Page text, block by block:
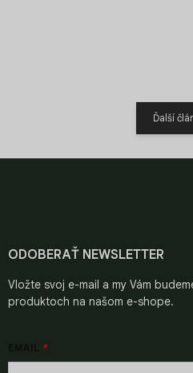
Ďalší
ODOBERAŤ NEWSLETTER
Vložte svoj e-mail a my Vám
produktoch na našom e-shope.